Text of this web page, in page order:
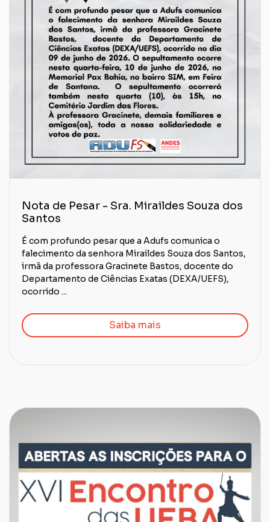
Nota de Pesar - Sra. Miraildes Souza dos
Santos
É com profundo pesar que a Adufs comunica o
falecimento da senhora Miraildes Souza dos Santos,
irmã da professora Gracinete Bastos, docente do
Departamento de Ciências Exatas (DEXA/UEFS),
ocorrido ...
Saiba mais